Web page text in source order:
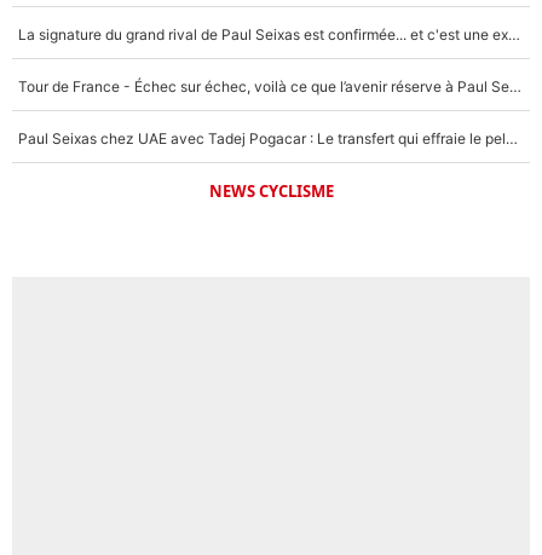
La signature du grand rival de Paul Seixas est confirmée... et c'est une excellente nouvelle pour l'équipe Decathlon-CMA CGM !
Tour de France - Échec sur échec, voilà ce que l’avenir réserve à Paul Seixas : «Tant qu’il y aura un Pogacar comme celui-là...»
Paul Seixas chez UAE avec Tadej Pogacar : Le transfert qui effraie le peloton, «c’est la pire des choses qui puisse arriver»
NEWS CYCLISME